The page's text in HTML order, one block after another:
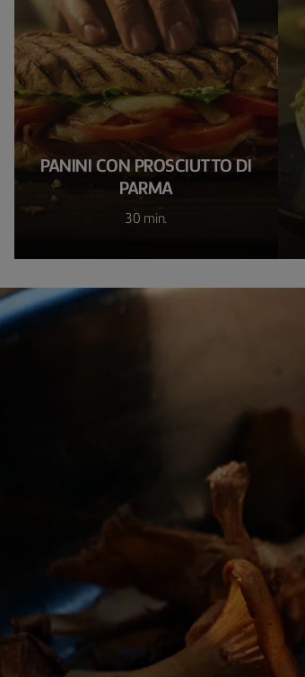
PANINI CON PROSCIUTTO DI
PARMA
30 min.